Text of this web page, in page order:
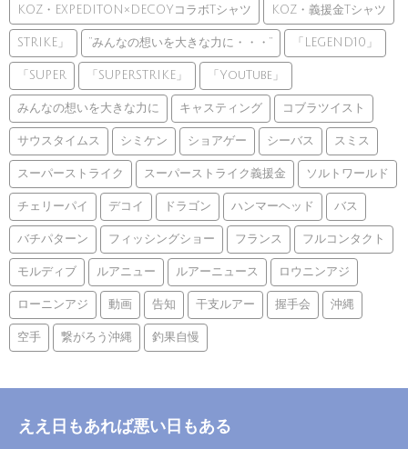
KOZ・EXPEDITON×DECOYコラボTシャツ KOZ・義援金Tシャツ
STRIKE」 ”みんなの想いを大きな力に・・・” 「LEGEND10」
「SUPER 「SUPERSTRIKE」 「YouTube」
みんなの想いを大きな力に キャスティング コブラツイスト
サウスタイムス シミケン ショアゲー シーバス スミス
スーパーストライク スーパーストライク義援金 ソルトワールド
チェリーパイ デコイ ドラゴン ハンマーヘッド バス
バチパターン フィッシングショー フランス フルコンタクト
モルディブ ルアニュー ルアーニュース ロウニンアジ
ローニンアジ 動画 告知 干支ルアー 握手会 沖縄
空手 繋がろう沖縄 釣果自慢
ええ日もあれば悪い日もある